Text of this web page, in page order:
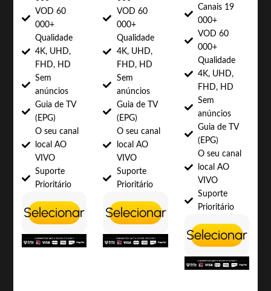
VOD 60
000+
Qualidade
4K, UHD,
FHD, HD
Sem
anúncios
Guia de TV
(EPG)
O seu canal
local AO
VIVO
Suporte
Prioritário
Selecionar
VOD 60
000+
Qualidade
4K, UHD,
FHD, HD
Sem
anúncios
Guia de TV
(EPG)
O seu canal
local AO
VIVO
Suporte
Prioritário
Selecionar
Canais 19
000+
VOD 60
000+
Qualidade
4K, UHD,
FHD, HD
Sem
anúncios
Guia de TV
(EPG)
O seu canal
local AO
VIVO
Suporte
Prioritário
Selecionar